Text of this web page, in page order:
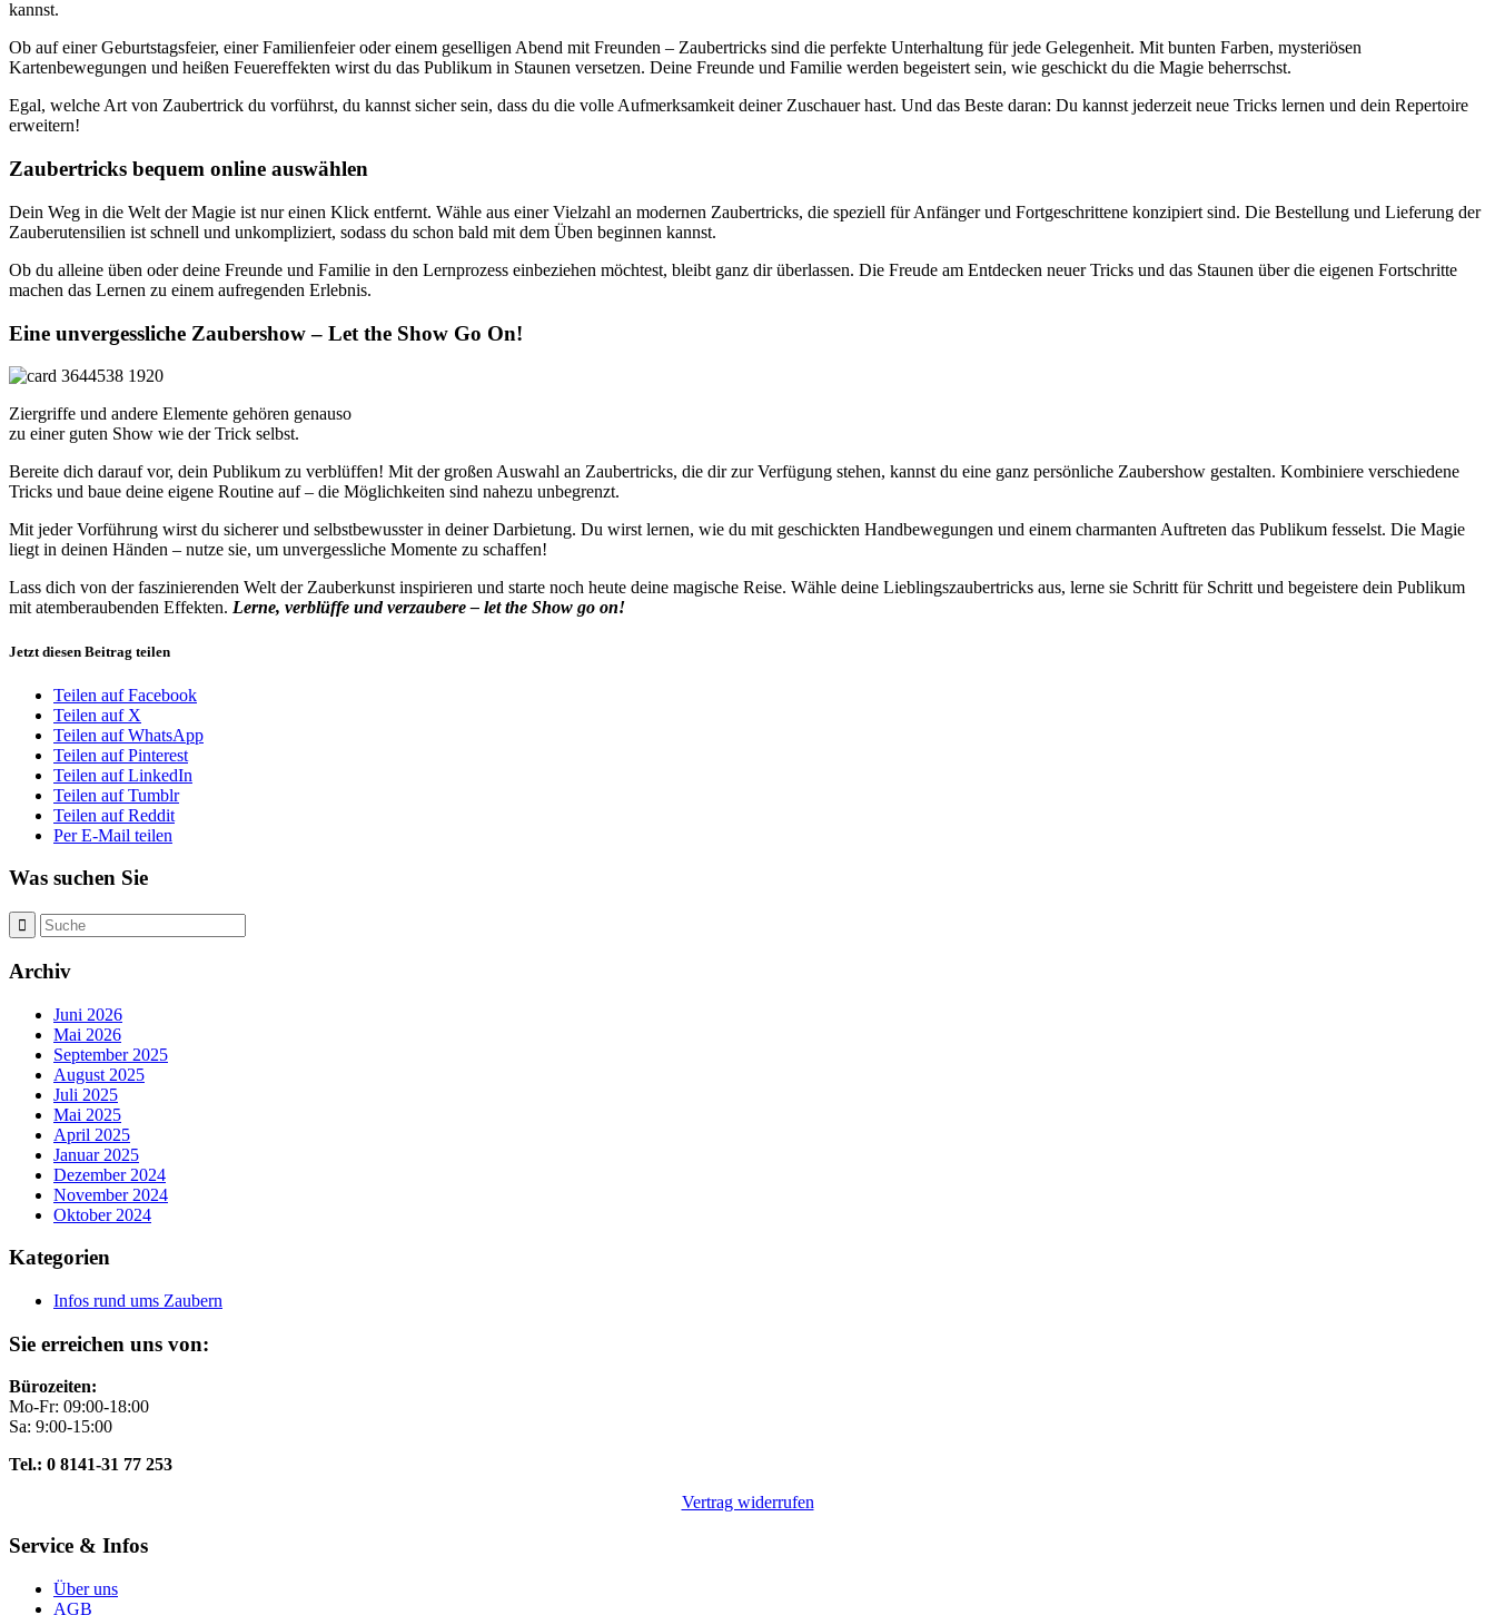
kannst.
Ob auf einer Geburtstagsfeier, einer Familienfeier oder einem geselligen Abend mit Freunden – Zaubertricks sind die perfekte Unterhaltung für jede Gelegenheit. Mit bunten Farben, mysteriösen
Kartenbewegungen und heißen Feuereffekten wirst du das Publikum in Staunen versetzen. Deine Freunde und Familie werden begeistert sein, wie geschickt du die Magie beherrschst.
Egal, welche Art von Zaubertrick du vorführst, du kannst sicher sein, dass du die volle Aufmerksamkeit deiner Zuschauer hast. Und das Beste daran: Du kannst jederzeit neue Tricks lernen und dein Repertoire
erweitern!
Zaubertricks bequem online auswählen
Dein Weg in die Welt der Magie ist nur einen Klick entfernt. Wähle aus einer Vielzahl an modernen Zaubertricks, die speziell für Anfänger und Fortgeschrittene konzipiert sind. Die Bestellung und Lieferung der
Zauberutensilien ist schnell und unkompliziert, sodass du schon bald mit dem Üben beginnen kannst.
Ob du alleine üben oder deine Freunde und Familie in den Lernprozess einbeziehen möchtest, bleibt ganz dir überlassen. Die Freude am Entdecken neuer Tricks und das Staunen über die eigenen Fortschritte
machen das Lernen zu einem aufregenden Erlebnis.
Eine unvergessliche Zaubershow – Let the Show Go On!
Ziergriffe und andere Elemente gehören genauso
zu einer guten Show wie der Trick selbst.
Bereite dich darauf vor, dein Publikum zu verblüffen! Mit der großen Auswahl an Zaubertricks, die dir zur Verfügung stehen, kannst du eine ganz persönliche Zaubershow gestalten. Kombiniere verschiedene
Tricks und baue deine eigene Routine auf – die Möglichkeiten sind nahezu unbegrenzt.
Mit jeder Vorführung wirst du sicherer und selbstbewusster in deiner Darbietung. Du wirst lernen, wie du mit geschickten Handbewegungen und einem charmanten Auftreten das Publikum fesselst. Die Magie
liegt in deinen Händen – nutze sie, um unvergessliche Momente zu schaffen!
Lass dich von der faszinierenden Welt der Zauberkunst inspirieren und starte noch heute deine magische Reise. Wähle deine Lieblingszaubertricks aus, lerne sie Schritt für Schritt und begeistere dein Publikum
mit atemberaubenden Effekten. Lerne, verblüffe und verzaubere – let the Show go on!
Jetzt diesen Beitrag teilen
Teilen auf Facebook
Teilen auf X
Teilen auf WhatsApp
Teilen auf Pinterest
Teilen auf LinkedIn
Teilen auf Tumblr
Teilen auf Reddit
Per E-Mail teilen
Was suchen Sie
Archiv
Juni 2026
Mai 2026
September 2025
August 2025
Juli 2025
Mai 2025
April 2025
Januar 2025
Dezember 2024
November 2024
Oktober 2024
Kategorien
Infos rund ums Zaubern
Sie erreichen uns von:
Bürozeiten:
Mo-Fr: 09:00-18:00
Sa: 9:00-15:00
Tel.: 0 8141-31 77 253
Vertrag widerrufen
Service & Infos
Über uns
AGB